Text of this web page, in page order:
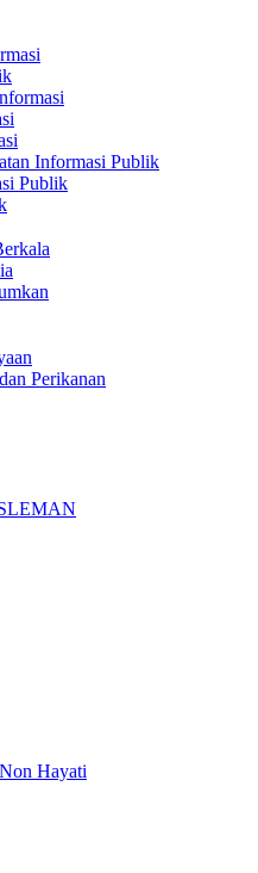
Informasi Publik
Publik
Perikanan
Hayati